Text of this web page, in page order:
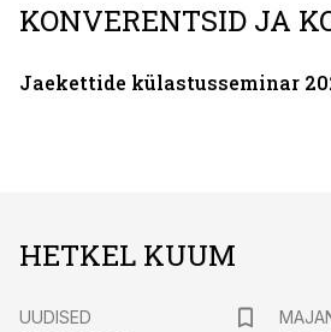
KONVERENTSID JA
Jaekettide külastusseminar
HETKEL KUUM
UUDISED